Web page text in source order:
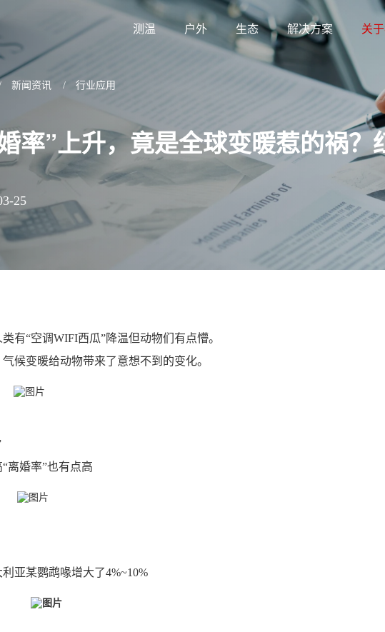
测温 户外 生态 解决方案 关
新闻资讯 / 行业应用
率”上升，竟是全球变暖惹的祸
25
有“空调WIFI西瓜”降温但动物们有点懵。
候变暖给动物带来了意想不到的变化。
离婚率”也有点高
亚某鹦鹉喙增大了4%~10%